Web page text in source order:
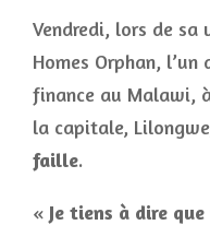
Vendredi, lors de sa
Homes Orphan,
finance au Malawi,
la capitale,
faille.
« Je tiens à dire